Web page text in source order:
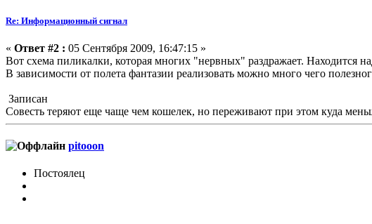
Re: Информационный сигнал
« Ответ #2 : 05 Сентября 2009, 16:47:15 »
Вот схема пиликалки, которая многих "нервных" раздражает. Находится
В зависимости от полета фантазии реализовать можно много чего
Записан
Совесть теряют еще чаще чем кошелек, но переживают при этом куда
pitooon
Постоялец